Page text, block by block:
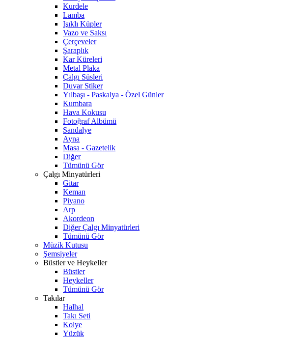
Kurdele
Lamba
Işıklı Küpler
Vazo ve Saksı
Çerçeveler
Şaraplık
Kar Küreleri
Metal Plaka
Çalgı Süsleri
Duvar Stiker
Yılbaşı - Paskalya - Özel Günler
Kumbara
Hava Kokusu
Fotoğraf Albümü
Sandalye
Ayna
Masa - Gazetelik
Diğer
Tümünü Gör
Çalgı Minyatürleri
Gitar
Keman
Piyano
Arp
Akordeon
Diğer Çalgı Minyatürleri
Tümünü Gör
Müzik Kutusu
Şemsiyeler
Büstler ve Heykeller
Büstler
Heykeller
Tümünü Gör
Takılar
Halhal
Takı Seti
Kolye
Yüzük